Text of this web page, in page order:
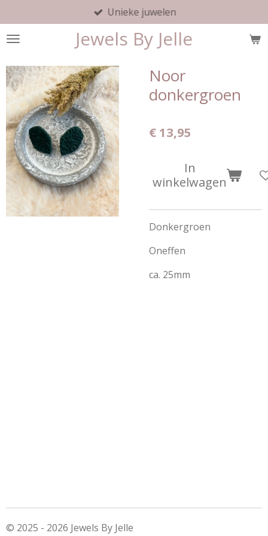
direct
naar
hoofdinhoud
Jewels By Jelle
Unieke juwelen
Noor
donkergroen
€ 13,95
In
winkelwagen
Donkergroen
Oneffen
ca. 25mm
© 2025 - 2026 Jewels By Jelle